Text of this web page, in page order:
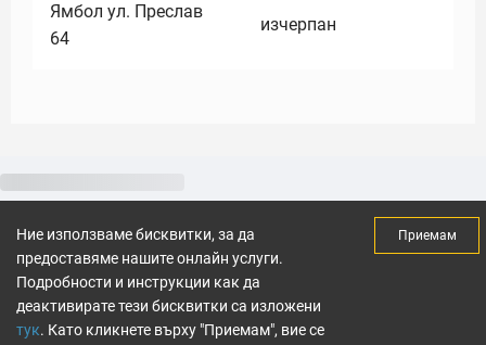
Ямбол ул. Преслав
64
изчерпан
Ние използваме бисквитки, за да
предоставяме нашите онлайн услуги.
Подробности и инструкции как да
деактивирате тези бисквитки са изложени
тук. Като кликнете върху "Приемам", вие се
Приемам